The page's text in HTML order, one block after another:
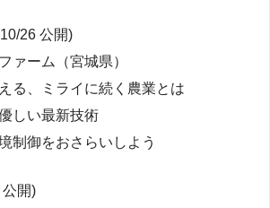
26 公開)
ァーム（宮城県）
る、ミライに続く農業とは
しい最新技術
制御をおさらいしよう
開)